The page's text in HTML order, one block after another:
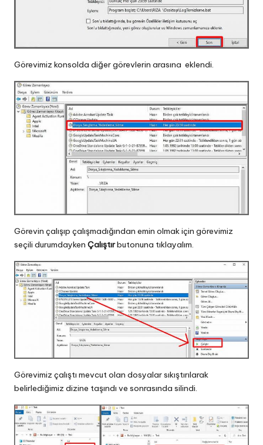
Görevimiz konsolda diğer görevlerin arasına eklendi.
Görevin çalışıp çalışmadığından emin olmak için görevimiz
seçili durumdayken Çalıştırbutonuna tıklayalım.
Görevimiz çalıştı mevcut olan dosyalar sıkıştırılarak
belirlediğimiz dizine taşındı ve sonrasında silindi.